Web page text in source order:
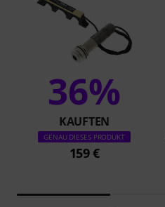
36%
KAUFTEN
GENAU DIESES PRODUKT
159 €